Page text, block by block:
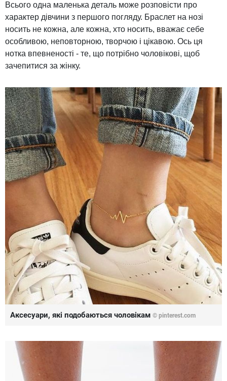
Всього одна маленька деталь може розповісти про
характер дівчини з першого погляду. Браслет на нозі
носить не кожна, але кожна, хто носить, вважає себе
особливою, неповторною, творчою і цікавою. Ось ця
нотка впевненості - те, що потрібно чоловікові, щоб
зачепитися за жінку.
Аксесуари, які подобаються чоловікам © pinterest.com